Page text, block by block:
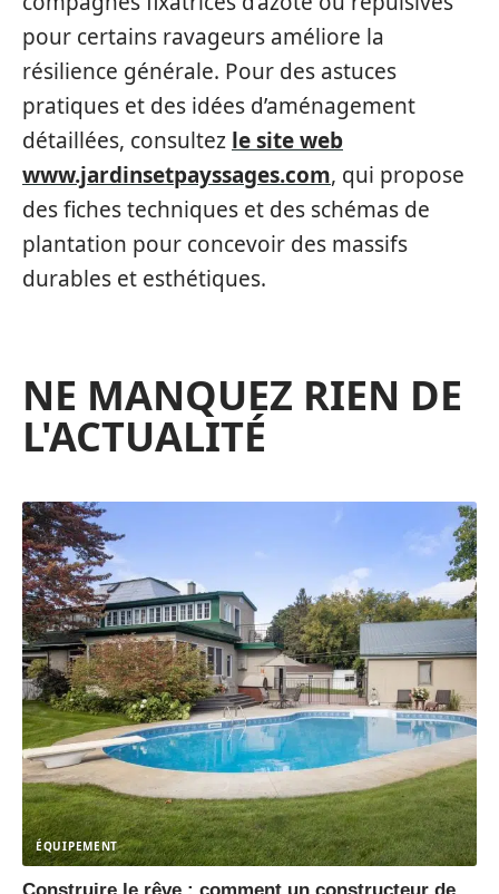
pour certains ravageurs améliore la
résilience générale. Pour des astuces
pratiques et des idées d’aménagement
détaillées, consultez le site web
www.jardinsetpayssages.com, qui propose
des fiches techniques et des schémas de
plantation pour concevoir des massifs
durables et esthétiques.
NE MANQUEZ RIEN DE
L'ACTUALITÉ
ÉQUIPEMENT